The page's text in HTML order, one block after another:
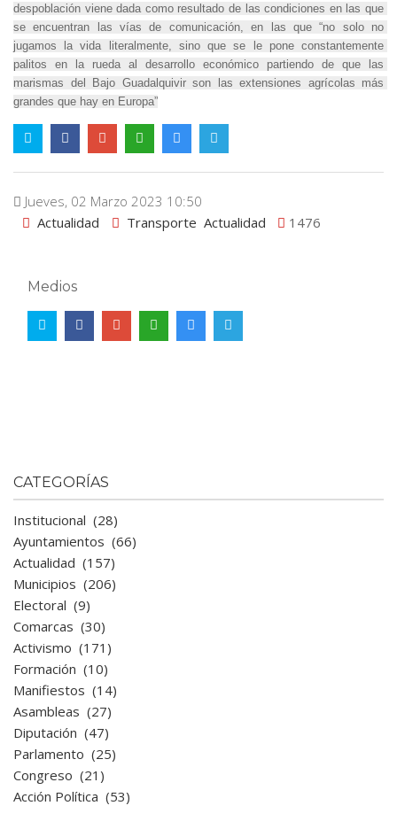
despoblación viene dada como resultado de las condiciones en las que
se encuentran las vías de comunicación, en las que “no solo no
jugamos la vida literalmente, sino que se le pone constantemente
palitos en la rueda al desarrollo económico partiendo de que las
marismas del Bajo Guadalquivir son las extensiones agrícolas más
grandes que hay en Europa”
Jueves, 02 Marzo 2023 10:50
Actualidad
Transporte Actualidad 1476
Medios
CATEGORÍAS
Institucional (28)
Ayuntamientos (66)
Actualidad (157)
Municipios (206)
Electoral (9)
Comarcas (30)
Activismo (171)
Formación (10)
Manifiestos (14)
Asambleas (27)
Diputación (47)
Parlamento (25)
Congreso (21)
Acción Política (53)